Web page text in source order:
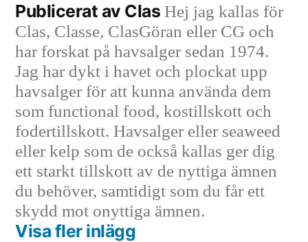
Publicerat av Clas Hej jag kallas för
Clas, Classe, ClasGöran eller CG och
har forskat på havsalger sedan 1974.
Jag har dykt i havet och plockat upp
havsalger för att kunna använda dem
som functional food, kostillskott och
fodertillskott. Havsalger eller seaweed
eller kelp som de också kallas ger dig
ett starkt tillskott av de nyttiga ämnen
du behöver, samtidigt som du får ett
skydd mot onyttiga ämnen.
Visa fler inlägg